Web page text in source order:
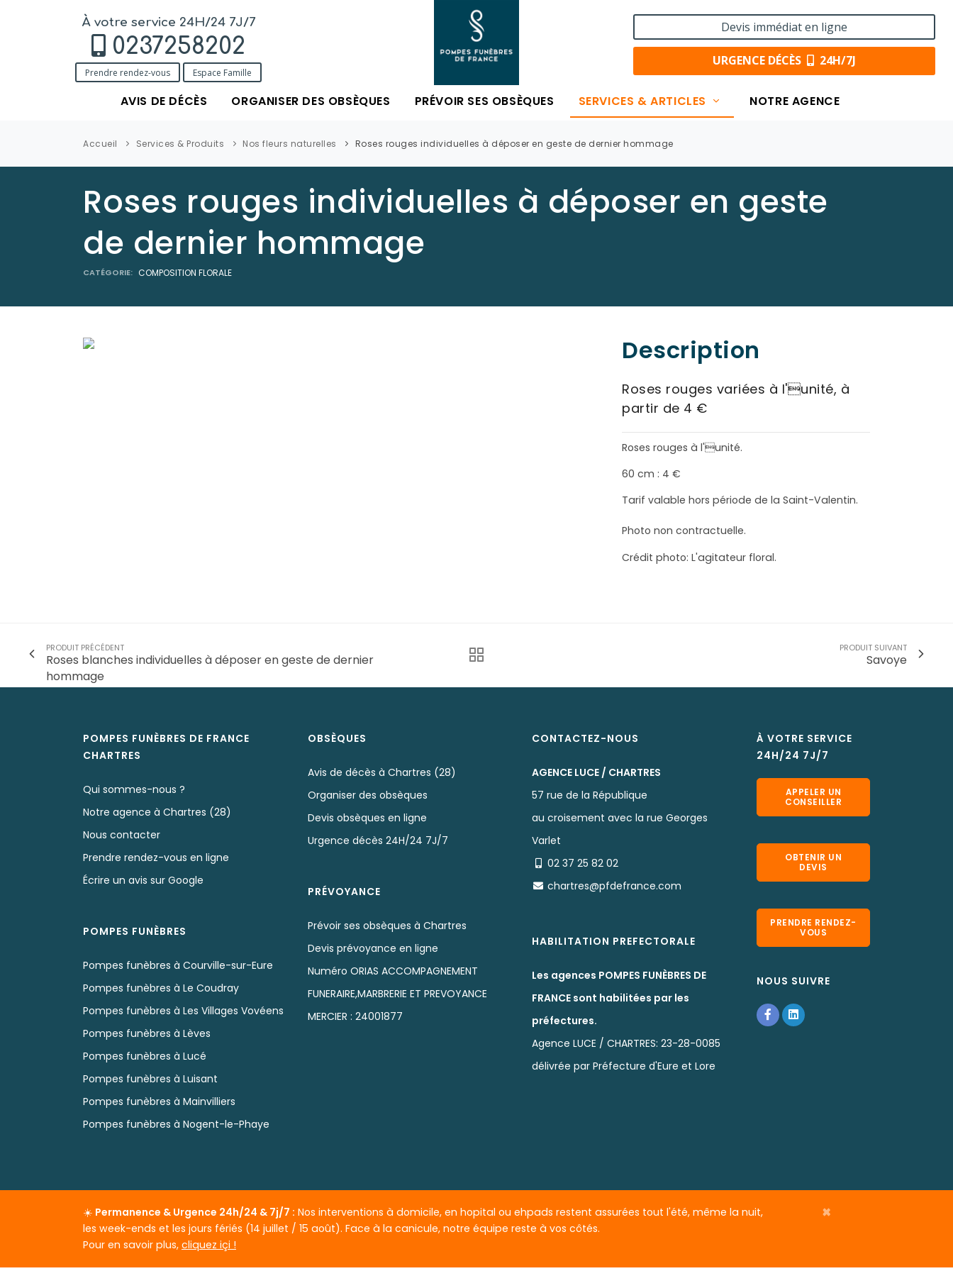
À votre service 24H/24 7J/7
0237258202
Prendre rendez-vous Espace Famille
Devis immédiat en ligne
URGENCE DÉCÈS 24H/7J
AVIS DE DÉCÈS ORGANISER DES OBSÈQUES PRÉVOIR SES OBSÈQUES SERVICES & ARTICLES NOTRE AGENCE
Accueil Services & Produits Nos fleurs naturelles Roses rouges individuelles à déposer en geste de dernier hommage
Roses rouges individuelles à déposer en geste
de dernier hommage
CATÉGORIE: COMPOSITION FLORALE
Description
Roses rouges variées à l'unité, à
partir de 4 €
Roses rouges à l'unité.
60 cm : 4 €
Tarif valable hors période de la Saint-Valentin.
Photo non contractuelle.
Crédit photo: L'agitateur floral.
PRODUIT PRÉCÉDENT
Roses blanches individuelles à déposer en geste de dernier
hommage
PRODUIT SUIVANT
Savoye
POMPES FUNÈBRES DE FRANCE
CHARTRES
Qui sommes-nous ?
Notre agence à Chartres (28)
Nous contacter
Prendre rendez-vous en ligne
Écrire un avis sur Google
POMPES FUNÈBRES
Pompes funèbres à Courville-sur-Eure
Pompes funèbres à Le Coudray
Pompes funèbres à Les Villages Vovéens
Pompes funèbres à Lèves
Pompes funèbres à Lucé
Pompes funèbres à Luisant
Pompes funèbres à Mainvilliers
Pompes funèbres à Nogent-le-Phaye
OBSÈQUES
Avis de décès à Chartres (28)
Organiser des obsèques
Devis obsèques en ligne
Urgence décès 24H/24 7J/7
PRÉVOYANCE
Prévoir ses obsèques à Chartres
Devis prévoyance en ligne
Numéro ORIAS ACCOMPAGNEMENT
FUNERAIRE,MARBRERIE ET PREVOYANCE
MERCIER : 24001877
CONTACTEZ-NOUS
AGENCE LUCE / CHARTRES
57 rue de la République
au croisement avec la rue Georges
Varlet
02 37 25 82 02
chartres@pfdefrance.com
HABILITATION PREFECTORALE
Les agences POMPES FUNÈBRES DE
FRANCE sont habilitées par les
préfectures.
Agence LUCE / CHARTRES: 23-28-0085
délivrée par Préfecture d'Eure et Lore
À VOTRE SERVICE
24H/24 7J/7
APPELER UN
CONSEILLER
OBTENIR UN
DEVIS
PRENDRE RENDEZ-
VOUS
NOUS SUIVRE
© 2026 POMPES FUNÈBRES DE FRANCE - Tous droits réservés -Cookies-
POMPES FUNÈBRES DE FRANCEvous propose ses services de pompes funèbres et marbrerie funéraire dans le département de l' Eure-et-Loir (28) : Organisation
☀️ Permanence & Urgence 24h/24 & 7j/7 : Nos interventions à domicile, en hopital ou ehpads restent assurées tout l'été, même la nuit,
les week-ends et les jours fériés (14 juillet / 15 août). Face à la canicule, notre équipe reste à vos côtés.
Pour en savoir plus, cliquez içi !
×